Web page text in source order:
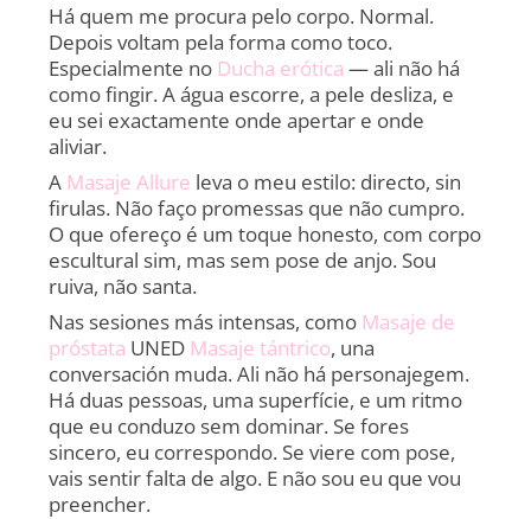
Há quem me procura pelo corpo. Normal.
Depois voltam pela forma como toco.
Especialmente no Ducha erótica — ali não há
como fingir. A água escorre, a pele desliza, e
eu sei exactamente onde apertar e onde
aliviar.
A Masaje Allure leva o meu estilo: directo, sin
firulas. Não faço promessas que não cumpro.
O que ofereço é um toque honesto, com corpo
escultural sim, mas sem pose de anjo. Sou
ruiva, não santa.
Nas sesiones más intensas, como Masaje de
próstata UNED Masaje tántrico, una
conversación muda. Ali não há personajegem.
Há duas pessoas, uma superfície, e um ritmo
que eu conduzo sem dominar. Se fores
sincero, eu correspondo. Se viere com pose,
vais sentir falta de algo. E não sou eu que vou
preencher.